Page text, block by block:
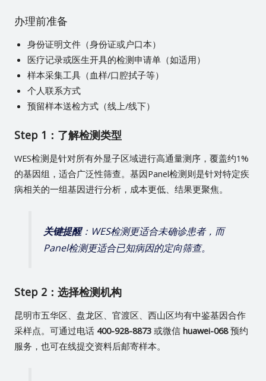
办理前准备
身份证明文件（身份证或户口本）
医疗记录或医生开具的检测申请单（如适用）
样本采集工具（血样/口腔拭子等）
个人联系方式
预留样本送检方式（线上/线下）
Step 1：了解检测类型
WES检测是针对所有外显子区域进行高通量测序，覆盖约1%
的基因组，适合广泛性筛查。基因Panel检测则是针对特定疾
病相关的一组基因进行分析，成本更低、结果更聚焦。
关键提醒：WES检测更适合未确诊患者，而
Panel检测更适合已知病因的定向筛查。
Step 2：选择检测机构
昆明市五华区、盘龙区、官渡区、西山区均有中鉴基因合作
采样点。可通过电话 400-928-8873或微信 huawei-068预约
服务，也可在线提交资料后邮寄样本。